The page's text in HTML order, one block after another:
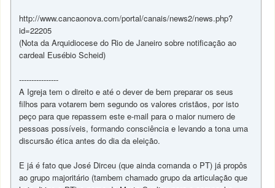
http://www.cancaonova.com/portal/canais/news2/news.php?
id=22205
(Nota da Arquidiocese do Rio de Janeiro sobre notificação ao
cardeal Eusébio Scheid)
----------------
A Igreja tem o direito e até o dever de bem preparar os seus
filhos para votarem bem segundo os valores cristãos, por isto
peço para que repassem este e-mail para o maior numero de
pessoas possíveis, formando consciência e levando a tona uma
discursão ética antes do dia da eleição.
E já é fato que José Dirceu (que ainda comanda o PT) já propôs
ao grupo majoritário (tambem chamado grupo da articulação que